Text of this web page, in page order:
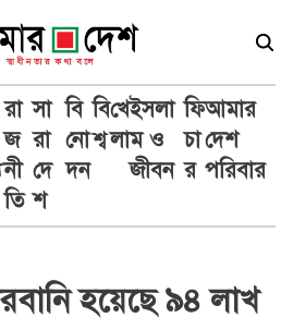
রা
জ
নী
তি
সা
রা
দে
শ
বি
নো
দন
বি
শ্ব
খে
লা
ইসলা
ম ও
জীবন
ফি
চা
র
আমার
দেশ
পরিবার
হয়েছে ৯৪ লাখ